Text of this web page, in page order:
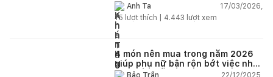
Anh Ta
17/03/2026,
15 lượt thích | 4.443 lượt xem
4 món nên mua trong năm 2026
giúp phụ nữ bận rộn bớt việc nhà,
nhẹ đầu mỗi ngày
22/12/2025,